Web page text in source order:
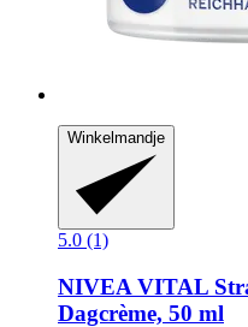
Winkelmandje
5.0 (1)
NIVEA VITAL
Dagcrème, 50 ml